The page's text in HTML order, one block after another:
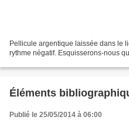
Pellicule argentique laissée dans le
rythme négatif. Esquisserons-nous
Éléments
Publié le 25/05/2014 à 06:00